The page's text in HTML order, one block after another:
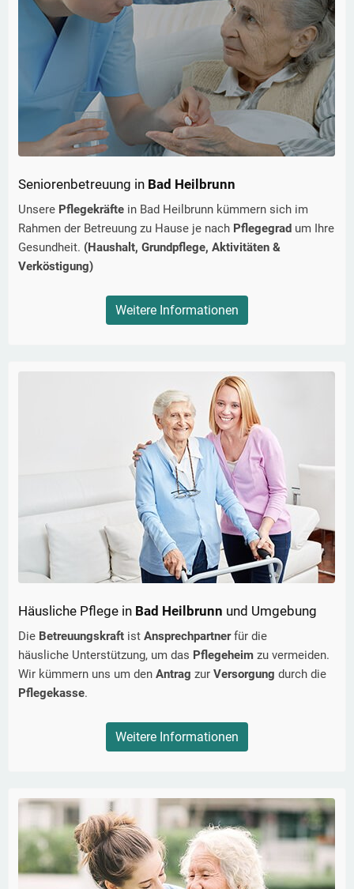
Seniorenbetreuung in Bad Heilbrunn
Unsere Pflegekräfte in Bad Heilbrunn kümmern sich im
Rahmen der Betreuung zu Hause je nach Pflegegrad um Ihre
Gesundheit. (Haushalt, Grundpflege, Aktivitäten &
Verköstigung)
Weitere Informationen
Häusliche Pflege in Bad Heilbrunn und Umgebung
Die Betreuungskraft ist Ansprechpartnerfür die
häusliche Unterstützung, um das Pflegeheim zu vermeiden.
Wir kümmern uns um den Antrag zur Versorgung durch die
Pflegekasse.
Weitere Informationen